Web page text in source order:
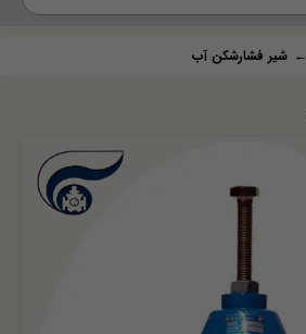
← شیر فشارشکن آب